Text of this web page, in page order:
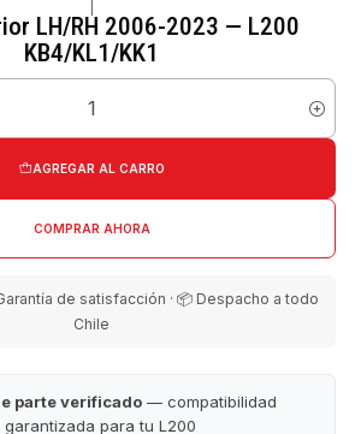
LH/RH 2006-2023 — L200
KB4/KL1/KK1
AGREGAR AL CARRO
COMPRAR AHORA
de satisfacción · 📦 Despacho a todo
Chile
parte verificado — compatibilidad
garantizada para tu L200